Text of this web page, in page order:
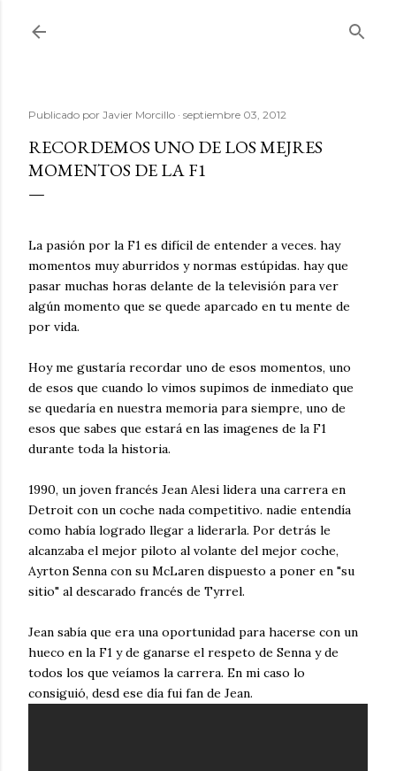
Publicado por Javier Morcillo septiembre 03, 2012
RECORDEMOS UNO DE LOS MEJRES
MOMENTOS DE LA F1
La pasión por la F1 es difícil de entender a veces. hay
momentos muy aburridos y normas estúpidas. hay que
pasar muchas horas delante de la televisión para ver
algún momento que se quede aparcado en tu mente de
por vida.
Hoy me gustaría recordar uno de esos momentos, uno
de esos que cuando lo vimos supimos de inmediato que
se quedaría en nuestra memoria para siempre, uno de
esos que sabes que estará en las imagenes de la F1
durante toda la historia.
1990, un joven francés Jean Alesi lidera una carrera en
Detroit con un coche nada competitivo. nadie entendía
como había logrado llegar a liderarla. Por detrás le
alcanzaba el mejor piloto al volante del mejor coche,
Ayrton Senna con su McLaren dispuesto a poner en "su
sitio" al descarado francés de Tyrrel.
Jean sabía que era una oportunidad para hacerse con un
hueco en la F1 y de ganarse el respeto de Senna y de
todos los que veíamos la carrera. En mi caso lo
consiguió, desd ese día fui fan de Jean.